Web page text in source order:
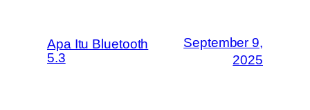
Apa Itu Bluetooth
5.3
September 9,
2025